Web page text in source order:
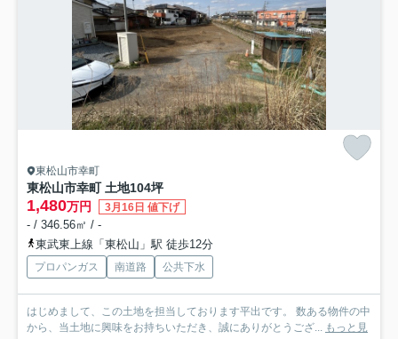
東松山市幸町
東松山市幸町 土地104坪
1,480万円 3月16日 値下げ
- / 346.56㎡ / -
東武東上線「東松山」駅 徒歩12分
プロパンガス 南道路 公共下水
はじめまして、この土地を担当しております平出です。 数ある物件の中
から、当土地に興味をお持ちいただき、誠にありがとうござ... もっと見